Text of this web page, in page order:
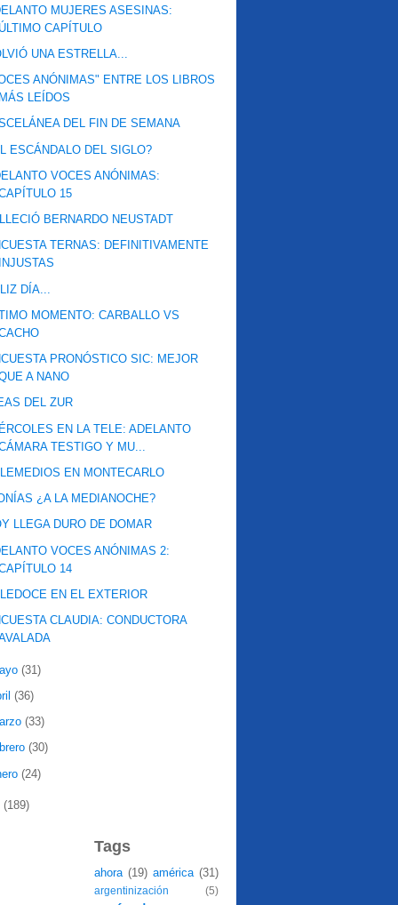
MUJERES ASESINAS:
CAPÍTULO
UNA ESTRELLA...
ANÓNIMAS" ENTRE LOS LIBROS
LEÍDOS
DEL FIN DE SEMANA
ESCÁNDALO DEL SIGLO?
VOCES ANÓNIMAS:
15
BERNARDO NEUSTADT
TERNAS: DEFINITIVAMENTE
DÍA...
MOMENTO: CARBALLO VS
PRONÓSTICO SIC: MEJOR
A NANO
DEL ZUR
EN LA TELE: ADELANTO
TESTIGO Y MU...
EN MONTECARLO
¿A LA MEDIANOCHE?
LLEGA DURO DE DOMAR
VOCES ANÓNIMAS 2:
14
EN EL EXTERIOR
CLAUDIA: CONDUCTORA
(31)
(36)
(33)
(30)
(24)
(189)
Tags
ahora (19) américa (31)
argentinización (5)